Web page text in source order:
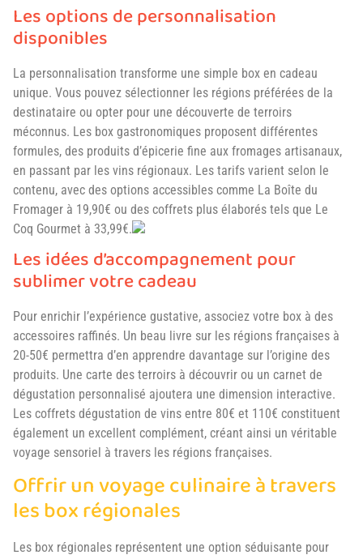
Les options de personnalisation
disponibles
La personnalisation transforme une simple box en cadeau
unique. Vous pouvez sélectionner les régions préférées de la
destinataire ou opter pour une découverte de terroirs
méconnus. Les box gastronomiques proposent différentes
formules, des produits d’épicerie fine aux fromages artisanaux,
en passant par les vins régionaux. Les tarifs varient selon le
contenu, avec des options accessibles comme La Boîte du
Fromager à 19,90€ ou des coffrets plus élaborés tels que Le
Coq Gourmet à 33,99€.
Les idées d’accompagnement pour
sublimer votre cadeau
Pour enrichir l’expérience gustative, associez votre box à des
accessoires raffinés. Un beau livre sur les régions françaises à
20-50€ permettra d’en apprendre davantage sur l’origine des
produits. Une carte des terroirs à découvrir ou un carnet de
dégustation personnalisé ajoutera une dimension interactive.
Les coffrets dégustation de vins entre 80€ et 110€ constituent
également un excellent complément, créant ainsi un véritable
voyage sensoriel à travers les régions françaises.
Offrir un voyage culinaire à travers
les box régionales
Les box régionales représentent une option séduisante pour